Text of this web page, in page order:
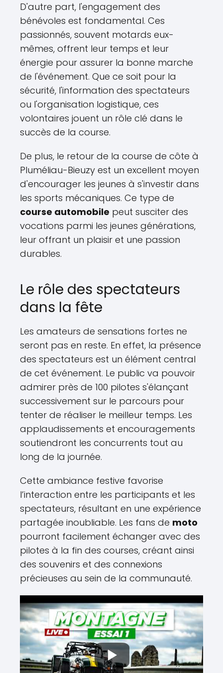
D'autre part, l'engagement des
bénévoles est fondamental. Ces
passionnés, souvent motards eux-
mêmes, offrent leur temps et leur
énergie pour assurer la bonne marche
de l'événement. Que ce soit pour la
sécurité, l'information des spectateurs
ou l'organisation logistique, ces
volontaires jouent un rôle clé dans le
succès de la course.
De plus, le retour de la course de côte à
Pluméliau-Bieuzy est un excellent moyen
d'encourager les jeunes à s'investir dans
les sports mécaniques. Ce type de
course automobile peut susciter des
vocations parmi les jeunes générations,
leur offrant un plaisir et une passion
durables.
Le rôle des spectateurs
dans la fête
Les amateurs de sensations fortes ne
seront pas en reste. En effet, la présence
des spectateurs est un élément central
de cet événement. Le public va pouvoir
admirer près de 100 pilotes s'élançant
successivement sur le parcours pour
tenter de réaliser le meilleur temps. Les
applaudissements et encouragements
soutiendront les concurrents tout au
long de la journée.
Cette ambiance festive favorise
l’interaction entre les participants et les
spectateurs, résultant en une expérience
partagée inoubliable. Les fans de moto
pourront facilement échanger avec des
pilotes à la fin des courses, créant ainsi
des souvenirs et des connexions
précieuses au sein de la communauté.